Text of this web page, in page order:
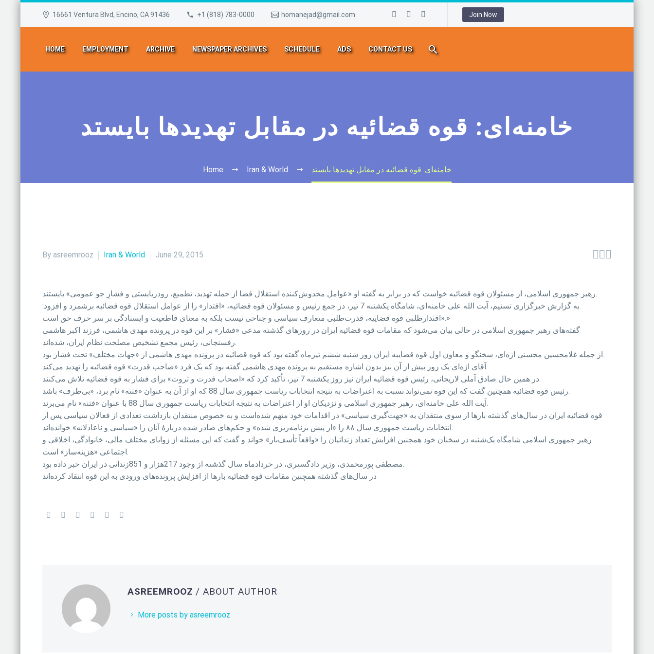
16661 Ventura Blvd, Encino, CA 91436 +1 (818) 783-0000 homanejad@gmail.com Join Now
HOME EMPLOYMENT ARCHIVE NEWSPAPER ARCHIVES SCHEDULE ADS CONTACT US
خامنه‌ای: قوه قضائیه در مقابل تهدیدها بایستد
Home Iran & World خامنه‌ای: قوه قضائیه در مقابل تهدیدها بایستد

By asreemrooz Iran & World June 29, 2015
رهبر جمهوری اسلامی، از مسئولان قوه قضائیه خواست که در برابر به گفته او «عوامل مخدوش‌کننده استقلال قضا از جمله تهدید، تطمیع، رودربایستی و فشارِ جو عمومی» بایستند.
به گزارش خبرگزاری تسنیم، آیت الله علی خامنه‌ای، شامگاه یکشنبه 7 تیر، در جمع رئیس و مسئولان قوه قضائیه، «اقتدار» را از عوامل استقلال قوه قضائیه برشمرد و افزود:
«اقتدارطلبی قوه قضاییه، قدرت‌طلبی متعارف سیاسی و جناحی نیست بلکه به معنای قاطعیت و ایستادگی بر سر حرف حق است.»
گفته‌های رهبر جمهوری اسلامی در حالی بیان می‌شود که مقامات قوه قضائیه ایران در روزهای گذشته مدعی «فشار» بر این قوه در پرونده مهدی هاشمی، فرزند اکبر هاشمی
رفسنجانی، رئیس مجمع تشخیص مصلحت نظام ایران، شده‌اند.
از جمله غلامحسین محسنی اژه‌ای، سخنگو و معاون اول قوه قضاییه ایران روز شنبه ششم تیرماه گفته بود که قوه قضائیه در پرونده مهدی هاشمی از «جهات مختلف» تحت فشار بود.
آقای اژه‌ای یک روز پیش از آن نیز بدون اشاره مستقیم به پرونده مهدی هاشمی گفته بود که یک فرد «صاحب قدرت» قوه قضائیه را تهدید می‌کند.
در همین حال صادق آملی لاریجانی، رئیس قوه قضائیه ایران نیز روز یکشنبه 7 تیر، تأکید کرد که «اصحاب قدرت و ثروت» برای فشار به قوه قضائیه تلاش می‌کنند.
رئیس قوه قضائیه همچنین گفت که این قوه نمی‌تواند نسبت به اعتراضات به نتیجه انتخابات ریاست جمهوری سال 88 که او از آن به عنوان «فتنه» نام برد، «بی‌طرف» باشد.
آیت الله علی خامنه‌ای، رهبر جمهوری اسلامی و نزدیکان او از اعتراضات به نتیجه انتخابات ریاست جمهوری سال 88 با عنوان «فتنه» نام می‌برند.
قوه قضائیه ایران در سال‌های گذشته بارها از سوی منتقدان به «جهت‌گیری سیاسی» در اقدامات خود متهم شده‌است و به خصوص منتقدان بازداشت تعدادی از فعالان سیاسی پس از
انتخابات ریاست جمهوری سال ۸۸ را «از پیش برنامه‌ریزی شده» و حکم‌های صادر شده دربارهٔ آنان را «سیاسی و ناعادلانه» خوانده‌اند.
رهبر جمهوری اسلامی شامگاه یک‌شنبه در سخنان خود همچنین افزایش تعداد زندانیان را «واقعاً تأسف‌بار» خواند و گفت که این مسئله از زوایای مختلف مالی، خانوادگی، اخلاقی و
اجتماعی «هزینه‌ساز» است.
مصطفی پورمحمدی، وزیر دادگستری، در خردادماه سال گذشته از وجود 217هزار و 851زندانی در ایران خبر داده بود.
در سال‌های گذشته همچنین مقامات قوه قضائیه بارها از افزایش پرونده‌های ورودی به این قوه انتقاد کرده‌اند
ASREEMROOZ / ABOUT AUTHOR
More posts by asreemrooz